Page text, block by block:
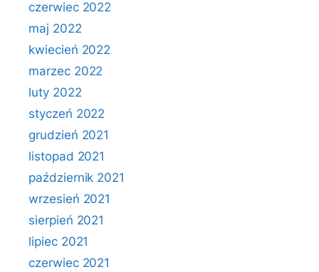
czerwiec 2022
maj 2022
kwiecień 2022
marzec 2022
luty 2022
styczeń 2022
grudzień 2021
listopad 2021
październik 2021
wrzesień 2021
sierpień 2021
lipiec 2021
czerwiec 2021